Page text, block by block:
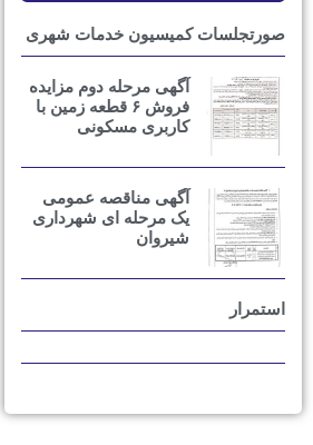
صورتجلسات کمیسیون خدمات شهری
آگهی مرحله دوم مزایده
فروش ۶ قطعه زمین با
کاربری مسکونی
آگهی مناقصه عمومی
یک مرحله ای شهرداری
شیروان
استمرار